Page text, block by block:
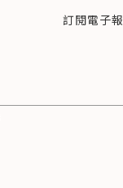
訂閱電子報